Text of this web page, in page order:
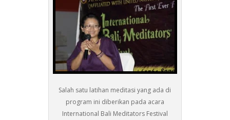
Salah satu latihan meditasi yang ada di
program ini diberikan pada acara
International Bali Meditators Festival